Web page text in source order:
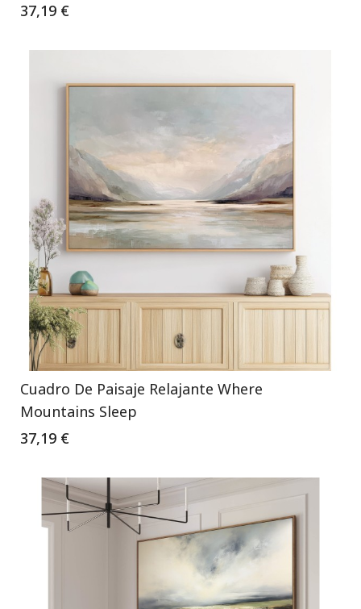
37,19 €
Cuadro De Paisaje Relajante Where
Mountains Sleep
37,19 €